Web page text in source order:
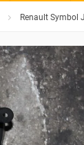
Renault Symbol